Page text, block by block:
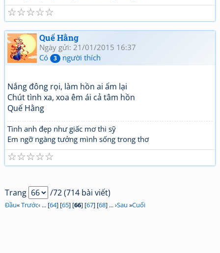
☆
☆
☆
☆
☆
Quế Hằng
Ngày gửi: 21/01/2015 16:37
Có
3 người thích
Nắng đông rọi, làm hồn ai ấm lại
Chút tình xa, xoa êm ái cả tâm hồn
Quế Hằng
Tình anh đẹp như giấc mơ thi sỹ
Em ngỡ ngàng tưởng mình sống trong thơ
☆
☆
☆
☆
☆
Trang /72 (714 bài viết)
Đầu«Trước‹ ... [64] [65] [66] [67] [68] ... ›Sau »Cuối